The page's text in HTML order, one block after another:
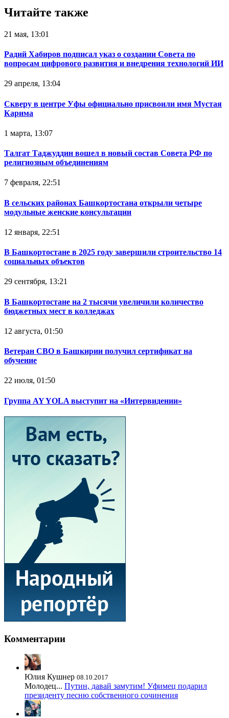
Читайте также
21 мая, 13:01
Радий Хабиров подписал указ о создании Совета по
вопросам цифрового развития и внедрения технологий ИИ
29 апреля, 13:04
Скверу в центре Уфы официально присвоили имя Мустая
Карима
1 марта, 13:07
Талгат Таджуддин вошел в новый состав Совета РФ по
религиозным объединениям
7 февраля, 22:51
В сельских районах Башкортостана открыли четыре
модульные женские консультации
12 января, 22:51
В Башкортостане в 2025 году завершили строительство 14
социальных объектов
29 сентября, 13:21
В Башкортостане на 2 тысячи увеличили количество
бюджетных мест в колледжах
12 августа, 01:50
Ветеран СВО в Башкирии получил сертификат на
обучение
22 июля, 01:50
Группа AY YOLA выступит на «Интервидении»
Комментарии
Юлия Кушнер 08.10.2017
Молодец... Путин, давай замутим! Уфимец подарил
президенту песню собственного сочинения